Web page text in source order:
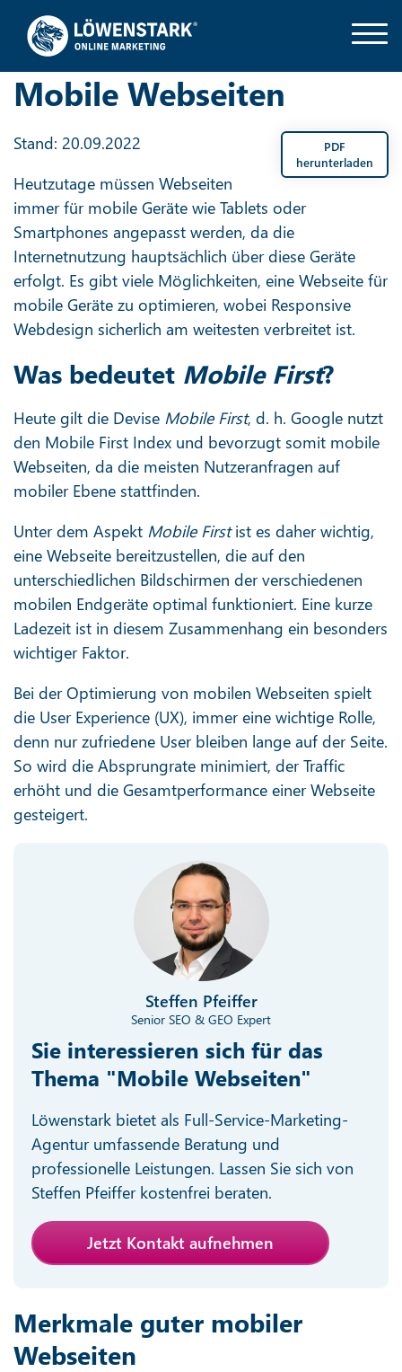
Mobile Webseiten
PDF
herunterladen
Stand: 20.09.2022
Heutzutage müssen Webseiten
immer für mobile Geräte wie Tablets oder
Smartphones angepasst werden, da die
Internetnutzung hauptsächlich über diese Geräte
erfolgt. Es gibt viele Möglichkeiten, eine Webseite für
mobile Geräte zu optimieren, wobei Responsive
Webdesign sicherlich am weitesten verbreitet ist.
Was bedeutet Mobile First?
Heute gilt die Devise Mobile First, d. h. Google nutzt
den Mobile First Index und bevorzugt somit mobile
Webseiten, da die meisten Nutzeranfragen auf
mobiler Ebene stattfinden.
Unter dem Aspekt Mobile Firstist es daher wichtig,
eine Webseite bereitzustellen, die auf den
unterschiedlichen Bildschirmen der verschiedenen
mobilen Endgeräte optimal funktioniert. Eine kurze
Ladezeit ist in diesem Zusammenhang ein besonders
wichtiger Faktor.
Bei der Optimierung von mobilen Webseiten spielt
die User Experience (UX), immer eine wichtige Rolle,
denn nur zufriedene User bleiben lange auf der Seite.
So wird die Absprungrate minimiert, der Traffic
erhöht und die Gesamtperformance einer Webseite
gesteigert.
Steffen Pfeiffer
Senior SEO & GEO Expert
Sie interessieren sich für das
Thema "Mobile Webseiten"
Löwenstark bietet als Full-Service-Marketing-
Agentur umfassende Beratung und
professionelle Leistungen. Lassen Sie sich von
Steffen Pfeiffer kostenfrei beraten.
Jetzt Kontakt aufnehmen
Merkmale guter mobiler
Webseiten